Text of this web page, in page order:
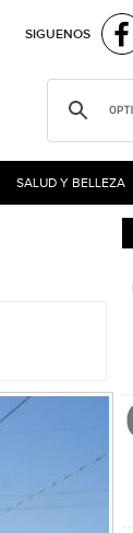
SIGUENOS
SALUD Y BELLEZA